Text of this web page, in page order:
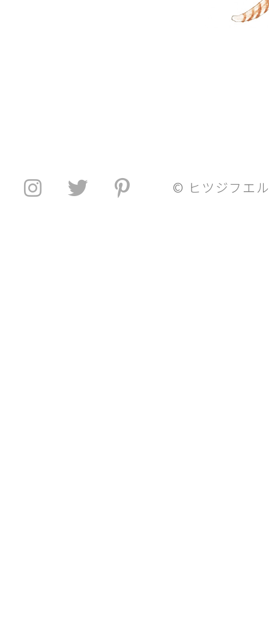
© ヒツジフエ